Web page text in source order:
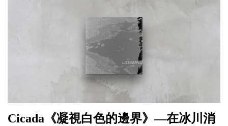
Cicada《凝視白色的邊界》—在冰川消